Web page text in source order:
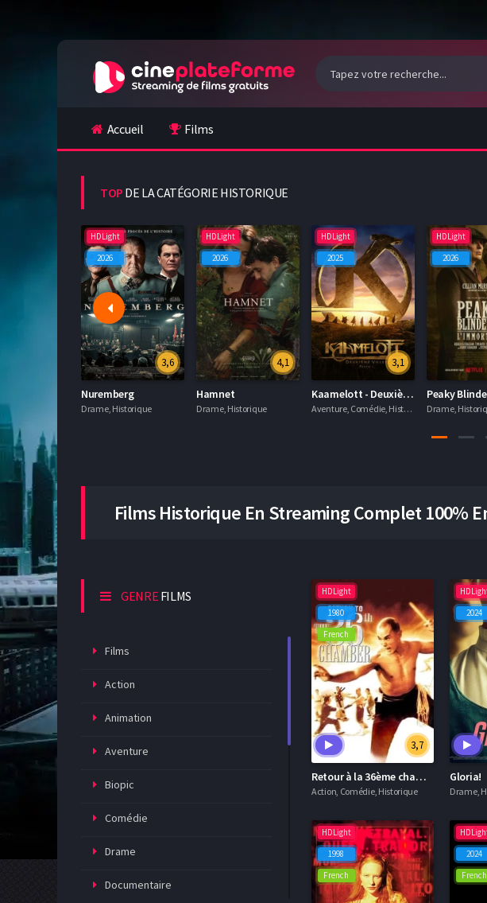
Accueil Films
TOP DE LA CATÉGORIE HISTORIQUE
HDLight
2026
3,6
Nuremberg
Drame, Historique
HDLight
2026
4,1
Hamnet
Drame, Historique
HDLight
2025
3,1
Kaamelott - Deuxième volet (partie 1)
Aventure, Comédie, Historique
HDLight
2026
Drame,
FilmsHistorique En Streaming Complet 100%
GENRE FILMS
Films
Action
Animation
Aventure
Biopic
Comédie
Drame
Documentaire
HDLight
1980
French
3,7
Retour à la 36ème chambre
Action, Comédie, Historique
2024
Gloria!
Drame,
HDLight
1998
French
2024
French